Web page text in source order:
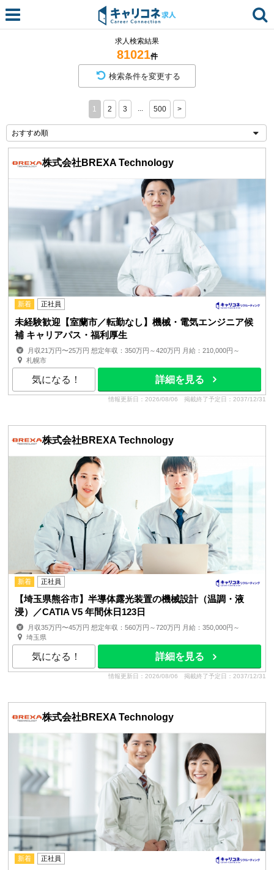
求人検索結果
81021件
検索条件を変更する
1 2 3 500 >
株式会社BREXA Technology
新着 正社員
未経験歓迎【室蘭市／転勤なし】機械・電気エンジニア候
補 キャリアパス・福利厚生
月収21万円〜25万円 想定年収：350万円～420万円 月給：210,000円～
250,000円 月額(基本給)：210,000円～250,0...
札幌市
気になる！ 詳細を見る
情報更新日：2026/08/06 掲載終了予定日：2037/12/31
株式会社BREXA Technology
新着 正社員
【埼玉県熊谷市】半導体露光装置の機械設計（温調・液
浸）／CATIA V5 年間休日123日
月収35万円〜45万円 想定年収：560万円～720万円 月給：350,000円～
450,000円 月額(基本給)：350,000円～450,0...
埼玉県
気になる！ 詳細を見る
情報更新日：2026/08/06 掲載終了予定日：2037/12/31
株式会社BREXA Technology
新着 正社員